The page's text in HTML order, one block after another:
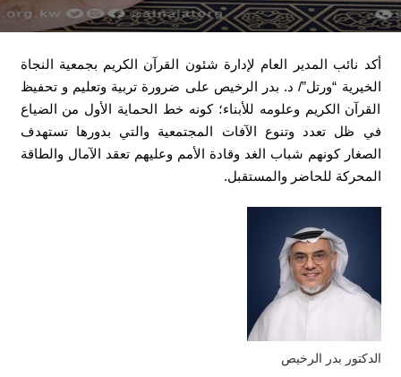
أكد نائب المدير العام لإدارة شئون القرآن الكريم بجمعية النجاة
الخيرية “ورتل”/ د. بدر الرخيص على ضرورة تربية وتعليم و تحفيظ
القرآن الكريم وعلومه للأبناء؛ كونه خط الحماية الأول من الضياع
في ظل تعدد وتنوع الآفات المجتمعية والتي بدورها تستهدف
الصغار كونهم شباب الغد وقادة الأمم وعليهم تعقد الآمال والطاقة
المحركة للحاضر والمستقبل.
الدكتور بدر الرخيص